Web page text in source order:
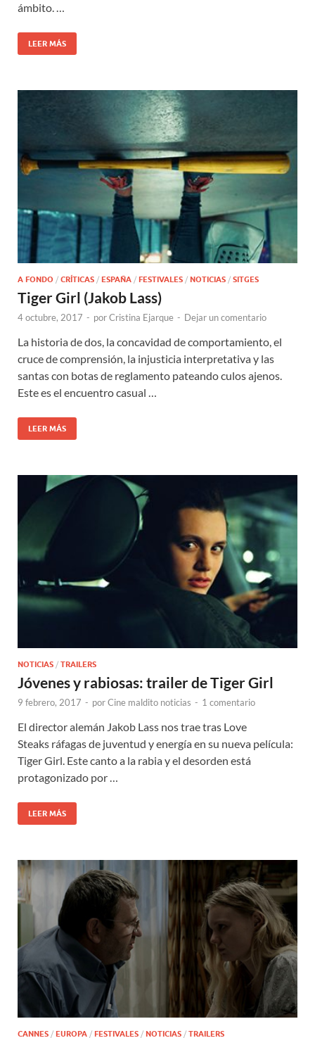
ámbito. …
LEER MÁS
A FONDO / CRÍTICAS / ESPAÑA / FESTIVALES / NOTICIAS / SITGES
Tiger Girl (Jakob Lass)
4 octubre, 2017 - porCristina Ejarque - Dejar un comentario
La historia de dos, la concavidad de comportamiento, el
cruce de comprensión, la injusticia interpretativa y las
santas con botas de reglamento pateando culos ajenos.
Este es el encuentro casual …
LEER MÁS
NOTICIAS / TRAILERS
Jóvenes y rabiosas: trailer de Tiger Girl
9 febrero, 2017 - porCine maldito noticias - 1 comentario
El director alemán Jakob Lass nos trae tras Love
Steaks ráfagas de juventud y energía en su nueva película:
Tiger Girl. Este canto a la rabia y el desorden está
protagonizado por …
LEER MÁS
CANNES / EUROPA / FESTIVALES / NOTICIAS / TRAILERS